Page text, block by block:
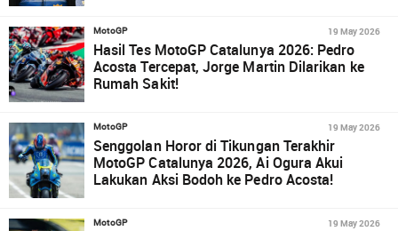
MotoGP 19 May 2026
Hasil Tes MotoGP Catalunya 2026: Pedro
Acosta Tercepat, Jorge Martin Dilarikan ke
Rumah Sakit!
MotoGP 19 May 2026
Senggolan Horor di Tikungan Terakhir
MotoGP Catalunya 2026, Ai Ogura Akui
Lakukan Aksi Bodoh ke Pedro Acosta!
MotoGP 19 May 2026